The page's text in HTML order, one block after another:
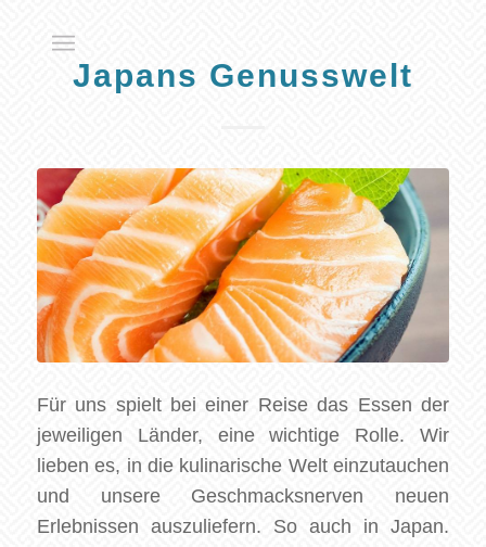
Japans Genusswelt
Für uns spielt bei einer Reise das Essen der
jeweiligen Länder, eine wichtige Rolle. Wir
lieben es, in die kulinarische Welt einzutauchen
und unsere Geschmacksnerven neuen
Erlebnissen auszuliefern. So auch in Japan.